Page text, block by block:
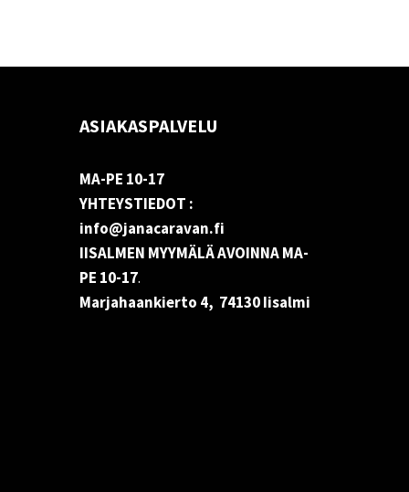
ASIAKASPALVELU
MA-PE 10-17
YHTEYSTIEDOT :
info@janacaravan.fi
IISALMEN MYYMÄLÄ AVOINNA MA-
PE 10-17.
Marjahaankierto 4, 74130 Iisalmi